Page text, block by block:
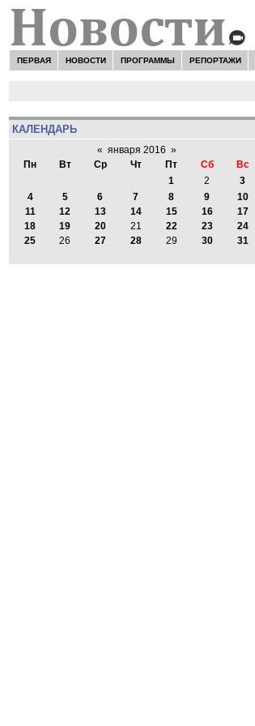
ПЕРВАЯ НОВОСТИ ПРОГРАММЫ РЕПОРТАЖИ
КАЛЕНДАРЬ
« января 2016 »
Пн
Вт Ср Чт Пт Сб
Вс
1
2
3
4
5 6 7 8 9
10
11
12 13 14 15 16
17
18
19 20 21 22 23
24
25
26 27 28 29 30 31